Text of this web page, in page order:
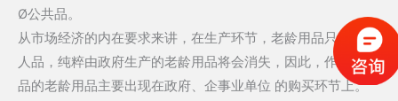
Ø公共品。
从市场经济的内在要求来讲，在生产环节，老龄用品只能是私
人品，纯粹由政府生产的老龄用品将会消失，因此，作为公共
品的老龄用品主要出现在政府、企事业单位 的购买环节上。